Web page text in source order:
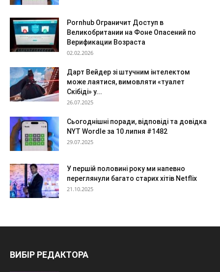
Pornhub Ограничит Доступ в
Великобритании на Фоне Опасений по
Верификации Возраста
02.02.2026
Дарт Вейдер зі штучним інтелектом
може лаятися, вимовляти «туалет
Скібіді» у...
26.07.2025
Сьогоднішні поради, відповіді та довідка
NYT Wordle за 10 липня #1482
29.07.2025
У першій половині року ми напевно
переглянули багато старих хітів Netflix
21.10.2025
ВИБІР РЕДАКТОРА